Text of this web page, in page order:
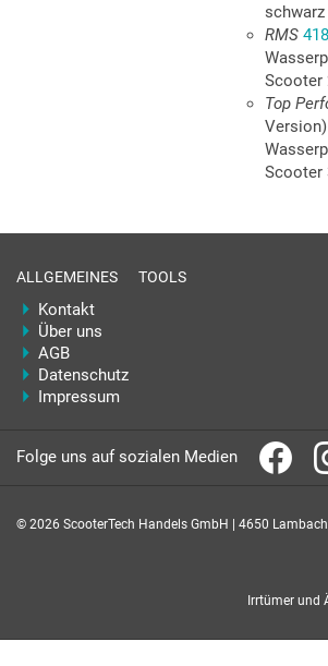
schwarz
RMS
Scooter
Top
Version)
Scooter
ALLGEMEINES
Kontakt
Über uns
AGB
Datenschutz
Impressum
TOOLS
Folge uns auf sozialen Medien
© 2026 ScooterTech Handels GmbH | 4650
Irrtümer und